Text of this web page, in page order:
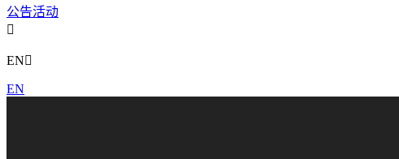
公告活动

EN
EN